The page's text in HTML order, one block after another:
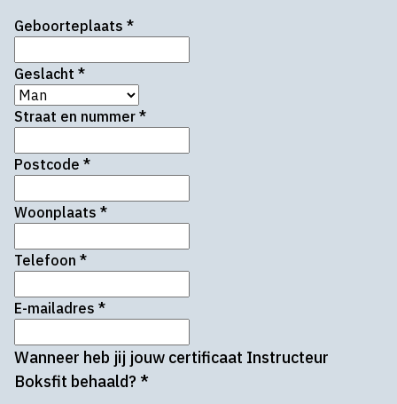
Geboorteplaats *
Geslacht *
Straat en nummer *
Postcode *
Woonplaats *
Telefoon *
E-mailadres *
Wanneer heb jij jouw certificaat Instructeur
Boksfit behaald? *